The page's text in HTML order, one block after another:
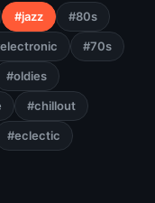
#jazz #80s
#70s
#oldies
#chillout
#eclectic